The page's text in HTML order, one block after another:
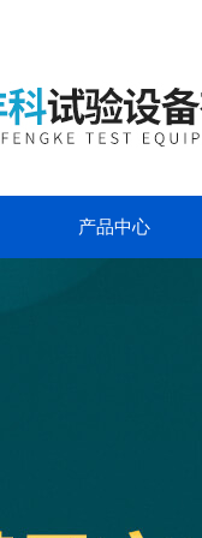
产品中心